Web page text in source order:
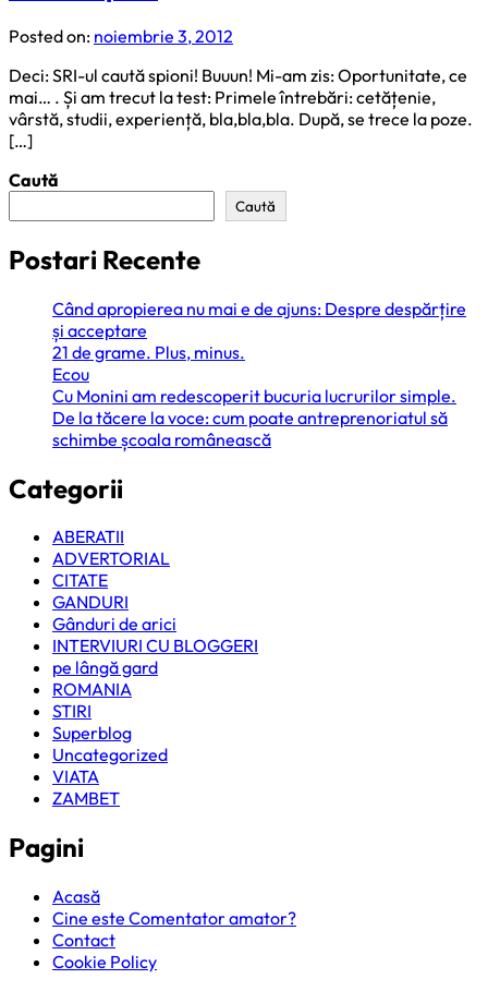
Posted on: noiembrie 3, 2012
Deci: SRI-ul caută spioni! Buuun! Mi-am zis: Oportunitate, ce
mai… . Și am trecut la test: Primele întrebări: cetățenie,
vârstă, studii, experiență, bla,bla,bla. După, se trece la poze.
[…]
Caută
Caută
Postari Recente
Când apropierea nu mai e de ajuns: Despre despărțire
și acceptare
21 de grame. Plus, minus.
Ecou
Cu Monini am redescoperit bucuria lucrurilor simple.
De la tăcere la voce: cum poate antreprenoriatul să
schimbe școala românească
Categorii
ABERATII
ADVERTORIAL
CITATE
GANDURI
Gânduri de arici
INTERVIURI CU BLOGGERI
pe lângă gard
ROMANIA
STIRI
Superblog
Uncategorized
VIATA
ZAMBET
Pagini
Acasă
Cine este Comentator amator?
Contact
Cookie Policy